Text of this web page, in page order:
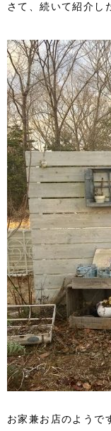
さて、続いて紹介
お家兼お店のようで